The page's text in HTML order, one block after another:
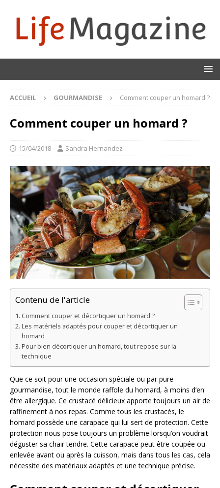
ACCUEIL GOURMANDISE Comment couper un homard ?
Comment couper un homard ?
15/04/2018 Sandra Hernandez
Contenu de l'article
Comment couper et décortiquer un homard ?
Les matériels adaptés pour couper et décortiquer un
homard
Pour bien décortiquer un homard, tout repose sur la
technique
Que ce soit pour une occasion spéciale ou par pure
gourmandise, tout le monde raffole du homard, à moins d’en
être allergique. Ce crustacé délicieux apporte toujours un air de
raffinement à nos repas. Comme tous les crustacés, le
homard possède une carapace qui lui sert de protection. Cette
protection nous pose toujours un problème lorsqu’on voudrait
déguster sa chair tendre. Cette carapace peut être coupée ou
enlevée avant ou après la cuisson, mais dans tous les cas, cela
nécessite des matériaux adaptés et une technique précise.